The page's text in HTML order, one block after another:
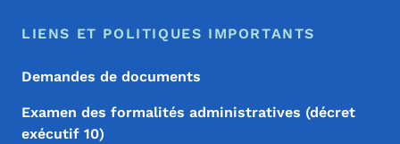
LIENS ET POLITIQUES IMPORTANTS
Demandes de documents
Examen des formalités administratives (décret
exécutif 10)